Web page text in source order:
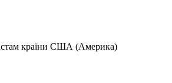
країни США (Америка)